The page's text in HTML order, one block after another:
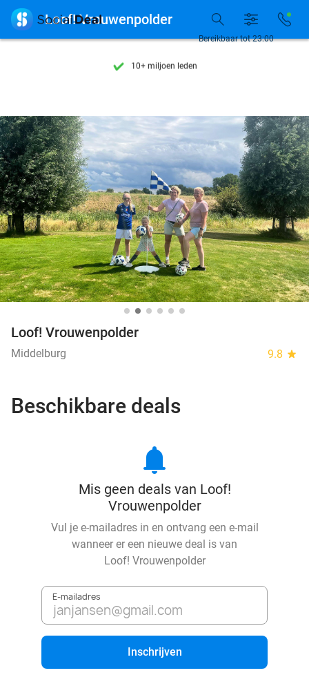
7 dagen per week beschikbaar
10+ miljoen leden
7 dagen per week beschikbaar
10+ miljoen leden
Bereikbaar tot 23:00
 Loof! Vrouwenpolder
Loof! Vrouwenpolder
Middelburg 9.8 star
Beschikbare deals
notifications
Mis geen deals van Loof!
Vrouwenpolder
Vul je e-mailadres in en ontvang een e-mail
wanneer er een nieuwe deal is van
Loof! Vrouwenpolder
E-mailadres
Inschrijven